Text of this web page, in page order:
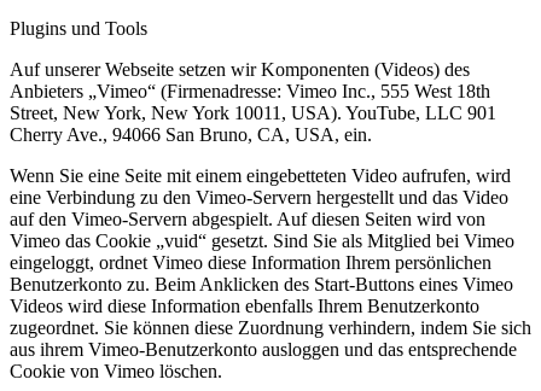
Plugins und Tools
Auf unserer Webseite setzen wir Komponenten (Videos) des
Anbieters „Vimeo“ (Firmenadresse: Vimeo Inc., 555 West 18th
Street, New York, New York 10011, USA). YouTube, LLC 901
Cherry Ave., 94066 San Bruno, CA, USA, ein.
Wenn Sie eine Seite mit einem eingebetteten Video aufrufen, wird
eine Verbindung zu den Vimeo-Servern hergestellt und das Video
auf den Vimeo-Servern abgespielt. Auf diesen Seiten wird von
Vimeo das Cookie „vuid“ gesetzt. Sind Sie als Mitglied bei Vimeo
eingeloggt, ordnet Vimeo diese Information Ihrem persönlichen
Benutzerkonto zu. Beim Anklicken des Start-Buttons eines Vimeo
Videos wird diese Information ebenfalls Ihrem Benutzerkonto
zugeordnet. Sie können diese Zuordnung verhindern, indem Sie sich
aus ihrem Vimeo-Benutzerkonto ausloggen und das entsprechende
Cookie von Vimeo löschen.